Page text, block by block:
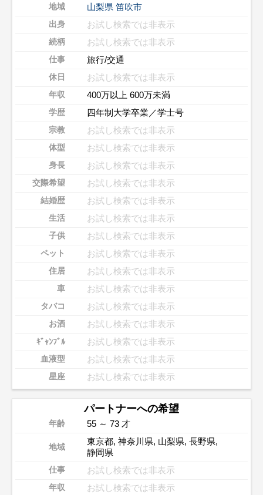
地域 山梨県 笛吹市
出身 お試し検索では非表示
続柄 お試し検索では非表示
仕事 旅行/交通
休日 お試し検索では非表示
年収 400万以上 600万未満
学歴 四年制大学卒業／学士号
宗教 お試し検索では非表示
体型 お試し検索では非表示
身長 お試し検索では非表示
交際希望 お試し検索では非表示
結婚歴 お試し検索では非表示
生活 お試し検索では非表示
子供 お試し検索では非表示
ペット お試し検索では非表示
住居 お試し検索では非表示
車 お試し検索では非表示
タバコ お試し検索では非表示
お酒 お試し検索では非表示
ｷﾞｬﾝﾌﾞﾙ お試し検索では非表示
血液型 お試し検索では非表示
星座 お試し検索では非表示
パートナーへの希望
年齢 55 ～ 73 才
地域
東京都, 神奈川県, 山梨県, 長野県,
静岡県
仕事 お試し検索では非表示
年収 お試し検索では非表示